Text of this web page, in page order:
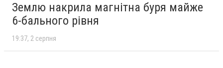
Землю накрила магнітна буря майже
6-бального рівня
19:37 2 серпня